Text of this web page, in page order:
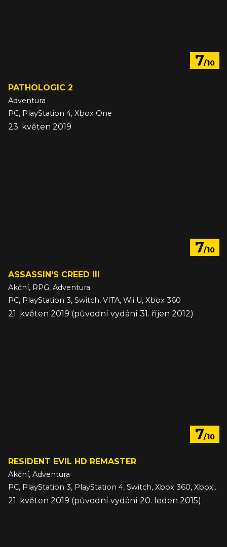
7/10
PATHOLOGIC 2
Adventura
PC, PlayStation 4, Xbox One
23. květen 2019
7/10
ASSASSIN'S CREED III
Akční, RPG, Adventura
PC, PlayStation 3, Switch, VITA, Wii U, Xbox 360
21. květen 2019 (původní vydání 31. říjen 2012)
7/10
RESIDENT EVIL HD REMASTER
Akční, Adventura
PC, PlayStation 3, PlayStation 4, Switch, Xbox 360, Xbox One
21. květen 2019 (původní vydání 20. leden 2015)